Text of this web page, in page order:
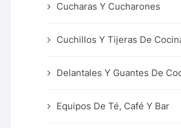
Cucharas Y Cucharones
Cuchillos Y Tijeras De
Delantales Y Guantes De
Equipos De Té, Café Y Bar